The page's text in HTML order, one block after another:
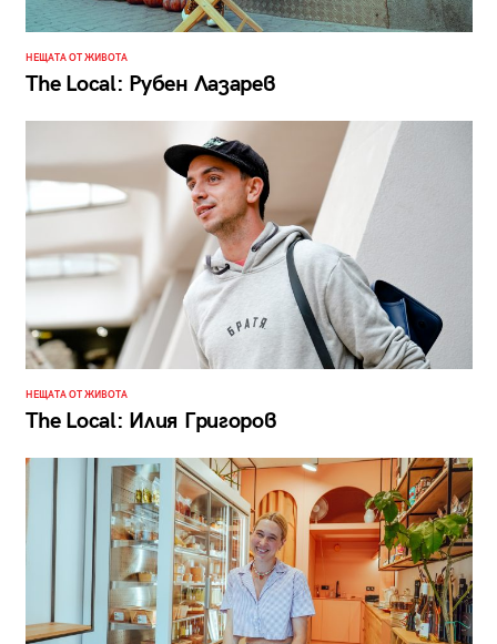
НЕЩАТА ОТ ЖИВОТА
The Local: Рубен Лазарев
НЕЩАТА ОТ ЖИВОТА
The Local: Илия Григоров